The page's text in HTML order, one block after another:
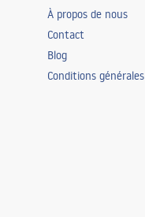
À propos de nous
Contact
Blog
Conditions générales